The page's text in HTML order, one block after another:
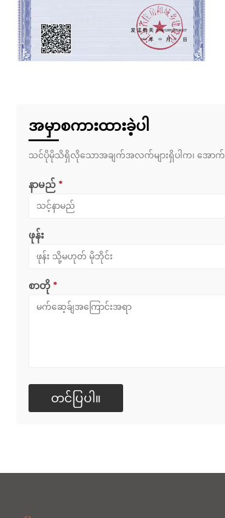
အမှာစကားထားခဲ့ပါ
သင်ပိုမိုသိရှိလိုသောအချက်အလက်များရှိပါက၊ အောက်
နာမည် *
ဖုန်း
စာတို *